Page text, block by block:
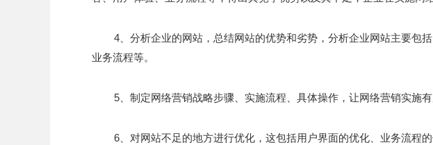
4、分析企业的网站，总结网站的优势和劣势，分析企业网站主要包
业务流程等。
5、制定网络营销战略步骤、实施流程、具体操作，让网络营销实施有
6、对网站不足的地方进行优化，这包括用户界面的优化、业务流程